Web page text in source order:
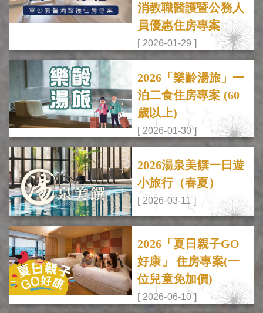
消教職醫護暨公務人
員優惠住房專案
[ 2026-01-29 ]
2026「樂齡湯旅」一
泊二食住房專案 (60
歲以上)
[ 2026-01-30 ]
2026湯泉美饌一日遊
小旅行（春夏）
[ 2026-03-11 ]
2026「夏日親子GO
好康」 住房專案(一
位兒童免加價)
[ 2026-06-10 ]